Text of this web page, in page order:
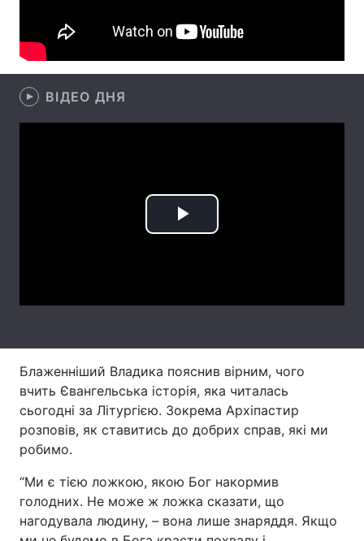
Інтерв'ю Думки
ВІДЕО ДНЯ
Play
Блаженніший Владика пояснив вірним, чого
вчить Євангельська історія, яка читалась
сьогодні за Літургією. Зокрема Архіпастир
розповів, як ставитись до добрих справ, які ми
робимо.
“Ми є тією ложкою, якою Бог накормив
голодних. Не може ж ложка сказати, що
нагодувала людину, – вона лише знаряддя. Якщо